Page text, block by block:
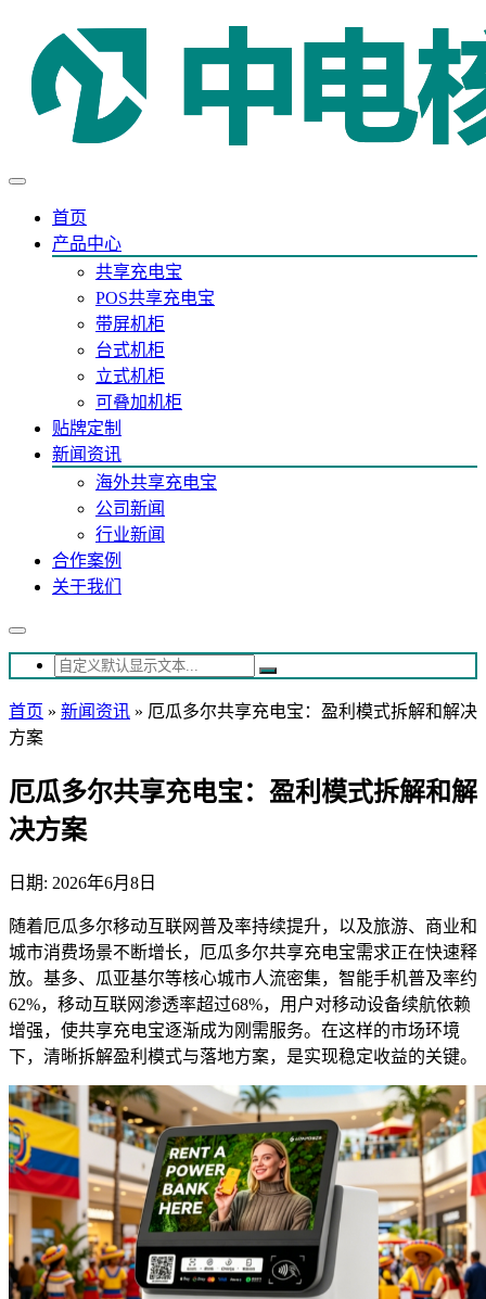
首页
产品中心
共享充电宝
POS共享充电宝
带屏机柜
台式机柜
立式机柜
可叠加机柜
贴牌定制
新闻资讯
海外共享充电宝
公司新闻
行业新闻
合作案例
关于我们
首页 » 新闻资讯 » 厄瓜多尔共享充电宝：盈利模式拆解和解决
方案
厄瓜多尔共享充电宝：盈利模式拆解和解
决方案
日期: 2026年6月8日
随着厄瓜多尔移动互联网普及率持续提升，以及旅游、商业和
城市消费场景不断增长，厄瓜多尔共享充电宝需求正在快速释
放。基多、瓜亚基尔等核心城市人流密集，智能手机普及率约
62%，移动互联网渗透率超过68%，用户对移动设备续航依赖
增强，使共享充电宝逐渐成为刚需服务。在这样的市场环境
下，清晰拆解盈利模式与落地方案，是实现稳定收益的关键。